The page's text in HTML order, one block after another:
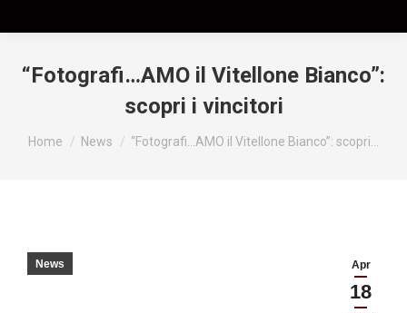
“Fotografi…AMO il Vitellone Bianco”:
scopri i vincitori
Tu sei qui:
Home News “Fotografi…AMO il Vitellone Bianco”: scopri…
Apr
18
News